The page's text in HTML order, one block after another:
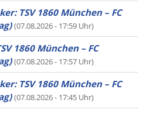
TSV 1860 München – FC
(07.08.2026 - 17:59 Uhr)
1860 München – FC
(07.08.2026 - 17:57 Uhr)
TSV 1860 München – FC
(07.08.2026 - 17:45 Uhr)